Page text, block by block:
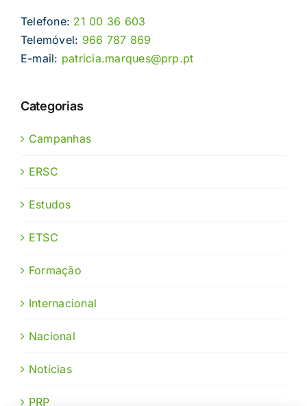
Telefone: 21 00 36 603
Telemóvel: 966 787 869
E-mail: patricia.marques@prp.pt
Categorias
Campanhas
ERSC
Estudos
ETSC
Formação
Internacional
Nacional
Notícias
PRP